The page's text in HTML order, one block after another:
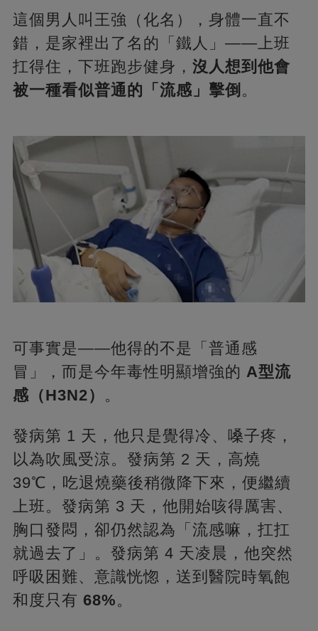
這個男人叫王強（化名），身體一直不
錯，是家裡出了名的「鐵人」——上班
扛得住，下班跑步健身， 沒人想到他會
被一種看似普通的「流感」擊倒 。
可事實是——他得的不是「普通感
冒」，而是今年毒性明顯增強的 A型流
感（H3N2） 。
發病第 1 天，他只是覺得冷、嗓子疼，
以為吹風受涼。發病第 2 天，高燒
39℃，吃退燒藥後稍微降下來，便繼續
上班。發病第 3 天，他開始咳得厲害、
胸口發悶，卻仍然認為「流感嘛，扛扛
就過去了」。發病第 4 天凌晨，他突然
呼吸困難、意識恍惚，送到醫院時氧飽
和度只有 68%。